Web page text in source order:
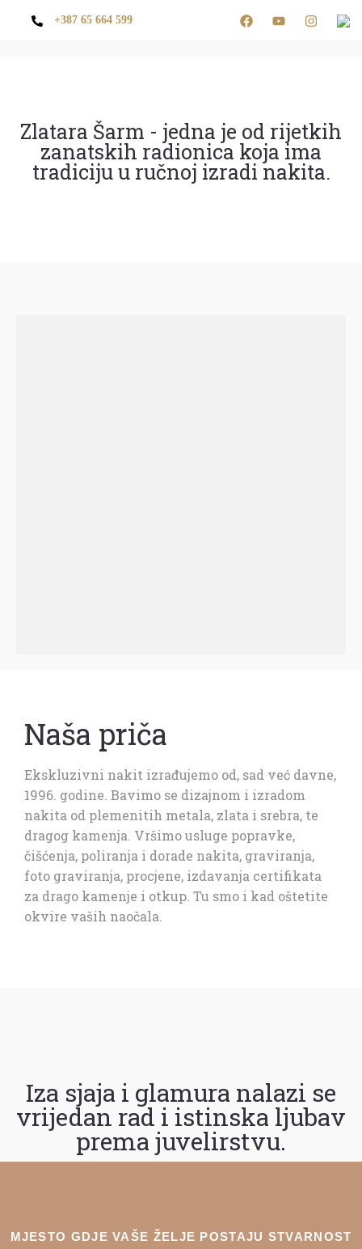
+387 65 664 599
MJESTO GDJE VAŠE ŽELJE POSTAJU STVARNOST
Iza sjaja i glamura nalazi se
vrijedan rad i istinska ljubav
prema juvelirstvu.
Naša priča
Ekskluzivni nakit izrađujemo od, sad već davne,
1996. godine. Bavimo se dizajnom i izradom
nakita od plemenitih metala, zlata i srebra, te
dragog kamenja. Vršimo usluge popravke,
čišćenja, poliranja i dorade nakita, graviranja,
foto graviranja, procjene, izdavanja certifikata
za drago kamenje i otkup. Tu smo i kad oštetite
okvire vaših naočala.
Zlatara Šarm - jedna je od rijetkih
zanatskih radionica koja ima
tradiciju u ručnoj izradi nakita.